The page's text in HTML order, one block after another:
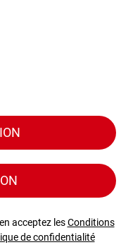
acceptez lesConditions
de confidentialité